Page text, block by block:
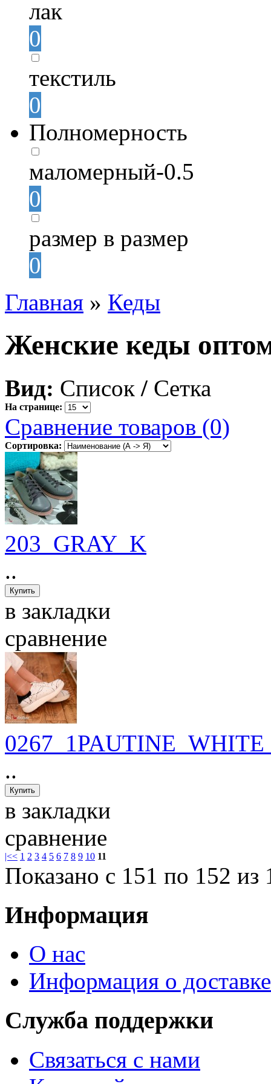
лак
0
текстиль
0
Полномерность
маломерный-0.5
0
размер в размер
0
Главная » Кеды
Женские кеды
Вид: Список / Сетка
На странице:
Сравнение товаров (0)
Сортировка:
203_GRAY_K
..
в закладки
сравнение
..
в закладки
сравнение
|<< 1 2 3 4 5 6 7 8 9 10 11
Показано с 151 по 152 из
Информация
О нас
Информация о доставке
Служба поддержки
Связаться с нами